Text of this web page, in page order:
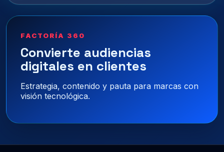
FACTORÍA 360
Convierte audiencias
digitales en clientes
Estrategia, contenido y pauta para marcas con
visión tecnológica.